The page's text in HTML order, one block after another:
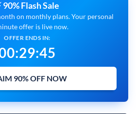
90% Flash Sale
on monthly plans. Your personal
offer is live now.
OFFER ENDS IN:
:29:44
90% OFF NOW